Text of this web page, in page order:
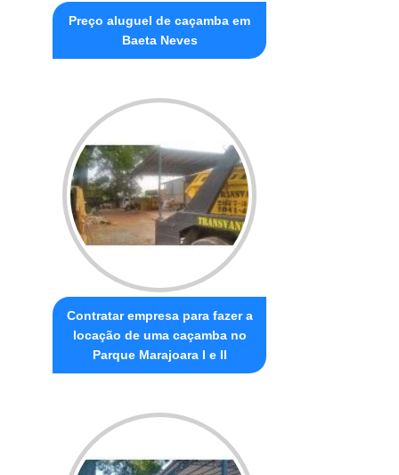
Preço aluguel de caçamba em
Baeta Neves
Contratar empresa para fazer a
locação de uma caçamba no
Parque Marajoara I e II